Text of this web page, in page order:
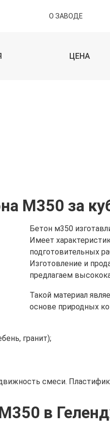
О ЗАВОДЕ
ЦЕНА
М350 за
Бетон м350
Имеет
подготовительных
Изготовление и
предлагаем
Такой материал
основе природных
гранит);
смеси.
в